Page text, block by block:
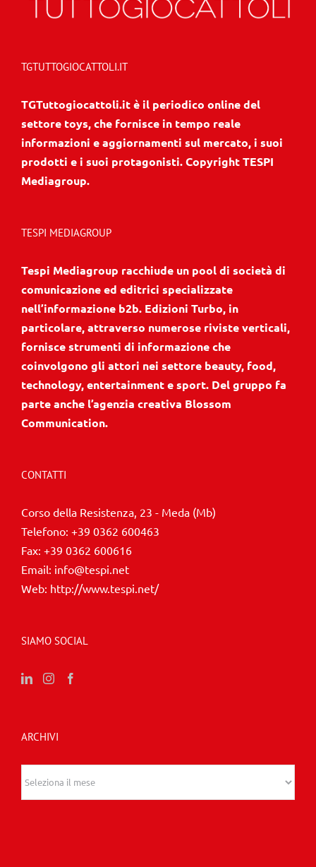
TGTUTTOGIOCATTOLI.IT
TGTuttogiocattoli.it è il periodico online del
settore toys, che fornisce in tempo reale
informazioni e aggiornamenti sul mercato, i suoi
prodotti e i suoi protagonisti. Copyright TESPI
Mediagroup.
TESPI MEDIAGROUP
Tespi Mediagroup racchiude un pool di società di
comunicazione ed editrici specializzate
nell’informazione b2b. Edizioni Turbo, in
particolare, attraverso numerose riviste verticali,
fornisce strumenti di informazione che
coinvolgono gli attori nei settore beauty, food,
technology, entertainment e sport. Del gruppo fa
parte anche l’agenzia creativa Blossom
Communication.
CONTATTI
Corso della Resistenza, 23 - Meda (Mb)
Telefono: +39 0362 600463
Fax: +39 0362 600616
Email: info@tespi.net
Web: http://www.tespi.net/
SIAMO SOCIAL
ARCHIVI